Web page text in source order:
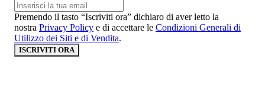
Premendo il tasto “Iscriviti ora” dichiaro di aver letto la
nostra Privacy Policy e di accettare le Condizioni Generali di
Utilizzo dei Siti e di Vendita.
ISCRIVITI ORA